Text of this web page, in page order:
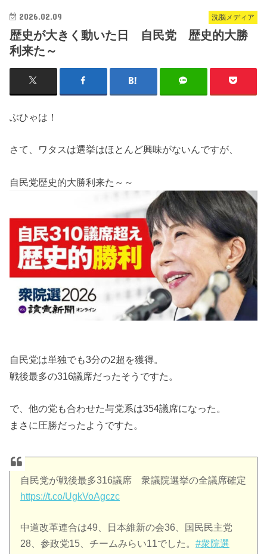
洗脳メディア
2026.02.09
歴史が大きく動いた日 自民党 歴史的大勝
利来た～
ぶひゃは！
さて、ワタスは選挙はほとんど興味がないんですが、
自民党歴史的大勝利来た～～
自民党は単独でも3分の2超を獲得。
戦後最多の316議席だったそうですた。
で、他の党も合わせた与党系は354議席になった。
まさに圧勝だったようですた。
自民党が戦後最多316議席 衆議院選挙の全議席確定
https://t.co/UgkVoAgczc
中道改革連合は49、日本維新の会36、国民民主党
28、参政党15、チームみらい11でした。#衆院選